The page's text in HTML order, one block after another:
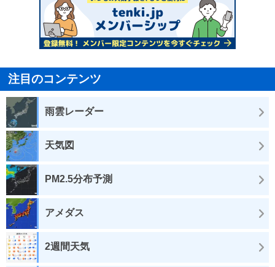
注目のコンテンツ
雨雲レーダー
天気図
PM2.5分布予測
アメダス
2週間天気